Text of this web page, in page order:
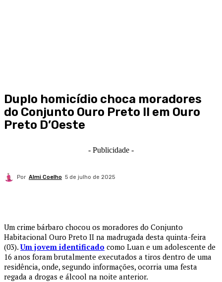
Duplo homicídio choca moradores
do Conjunto Ouro Preto II em Ouro
Preto D’Oeste
- Publicidade -
Por Almi Coelho 5 de julho de 2025
Um crime bárbaro chocou os moradores do Conjunto
Habitacional Ouro Preto II na madrugada desta quinta-feira
(03).Um jovem identificado como Luan e um adolescente de
16 anos foram brutalmente executados a tiros dentro de uma
residência, onde, segundo informações, ocorria uma festa
regada a drogas e álcool na noite anterior.